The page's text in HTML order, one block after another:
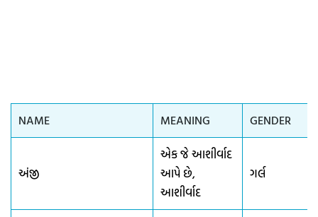
NAME MEANING GENDER
અંજી
એક જે આશીર્વાદ
આપે છે,
આશીર્વાદ
ગર્લ